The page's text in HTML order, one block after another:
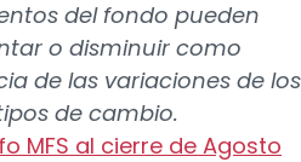
del fondo pueden
o disminuir como
de las variaciones de los
de cambio.
MFS al cierre de Agosto